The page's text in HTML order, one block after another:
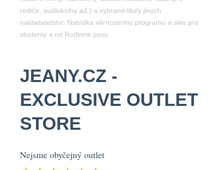
rodiče, audioknihy ad.) a vybrané tituly jiných
nakladatelství. Nabídka věrnostního programu a slev pro
studenty a na Rodinné pasy.
JEANY.CZ -
EXCLUSIVE OUTLET
STORE
Nejsme obyčejný outlet